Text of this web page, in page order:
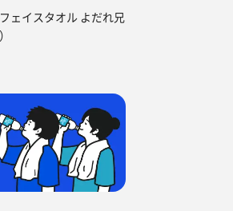
ェイスタオル よだれ兄